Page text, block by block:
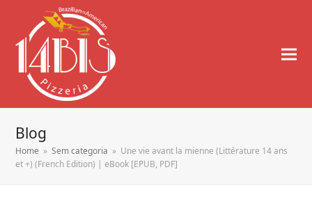
Blog
Home » Sem categoria » Une vie avant la mienne (Littérature 14 ans
et +) (French Edition) | eBook [EPUB, PDF]